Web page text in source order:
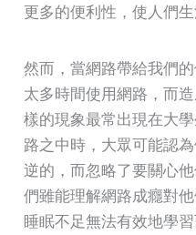
更多的便利性，使人們生
然而，當網路帶給我們
太多時間使用網路，而
樣的現象最常出現在大
路之中時，大眾可能認
逆的，而忽略了要關心
們雖能理解網路成癮對
睡眠不足無法有效地學